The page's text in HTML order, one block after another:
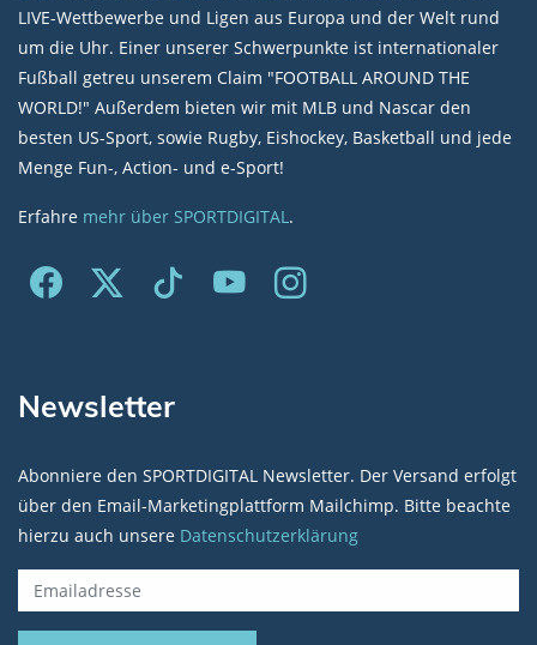
LIVE-Wettbewerbe und Ligen aus Europa und der Welt rund
um die Uhr. Einer unserer Schwerpunkte ist internationaler
Fußball getreu unserem Claim "FOOTBALL AROUND THE
WORLD!" Außerdem bieten wir mit MLB und Nascar den
besten US-Sport, sowie Rugby, Eishockey, Basketball und jede
Menge Fun-, Action- und e-Sport!
Erfahre mehr über SPORTDIGITAL.
Newsletter
Abonniere den SPORTDIGITAL Newsletter. Der Versand erfolgt
über den Email-Marketingplattform Mailchimp. Bitte beachte
hierzu auch unsere Datenschutzerklärung